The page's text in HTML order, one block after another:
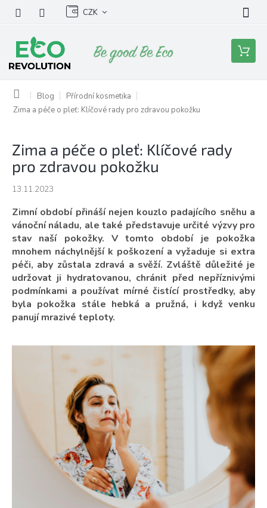
obsah
CZK
Nákupní
košík
Domů Blog
Přírodní kosmetika
Zima a péče o pleť: Klíčové rady pro zdravou pokožku
Zima a péče o pleť: Klíčové rady
pro zdravou pokožku
13.11.2023
Zimní období přináší nejen kouzlo padajícího sněhu a
vánoční náladu, ale také představuje určité výzvy pro
stav naší pokožky. V tomto období je pokožka
mnohem náchylnější k poškození a vyžaduje si extra
péči, aby zůstala zdravá a svěží. Zvláště důležité je
udržovat ji hydratovanou, chránit před nepříznivými
podmínkami a používat mírné čistící prostředky, aby
byla pokožka stále hebká a pružná, i když venku
panují mrazivé teploty.